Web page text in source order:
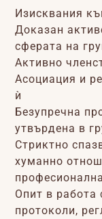
Изисквания
Доказан
сферата на
Активно
Асоциация и
ѝ
Безупречна
утвърдена в
Стриктно
хуманно
Опит в работа
протоколи,